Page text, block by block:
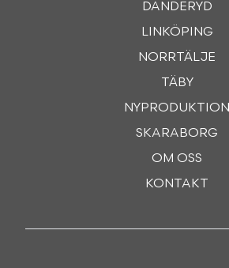
DANDERYD
LINKÖPING
NORRTÄLJE
TÄBY
NYPRODUKTION
SKARABORG
OM OSS
KONTAKT